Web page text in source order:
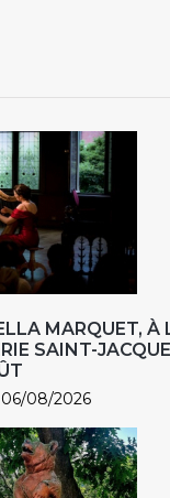
MARQUET, À
SAINT-
08/2026